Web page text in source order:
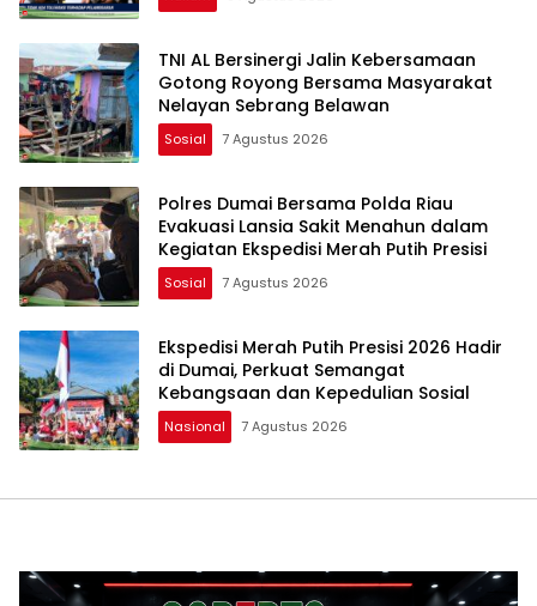
TNI AL Bersinergi Jalin Kebersamaan
Gotong Royong Bersama Masyarakat
Nelayan Sebrang Belawan
Sosial 7 Agustus 2026
Polres Dumai Bersama Polda Riau
Evakuasi Lansia Sakit Menahun dalam
Kegiatan Ekspedisi Merah Putih Presisi
Sosial 7 Agustus 2026
Ekspedisi Merah Putih Presisi 2026 Hadir
di Dumai, Perkuat Semangat
Kebangsaan dan Kepedulian Sosial
Nasional 7 Agustus 2026